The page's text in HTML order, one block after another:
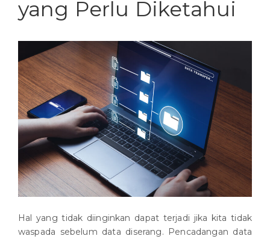
yang Perlu Diketahui
Hal yang tidak diinginkan dapat terjadi jika kita tidak
waspada sebelum data diserang. Pencadangan data